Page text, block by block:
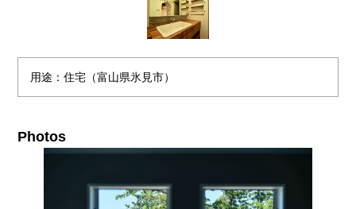
用途：住宅（富山県氷見市）
Photos